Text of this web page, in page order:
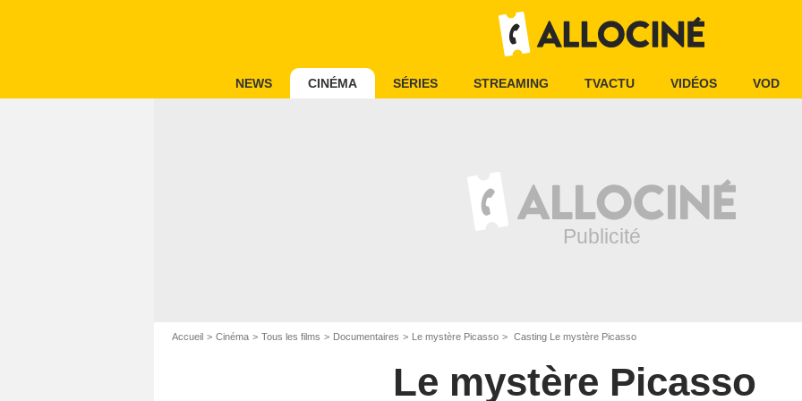
NEWS CINÉMA SÉRIES STREAMING TVACTU VIDÉOS VOD
Accueil Cinéma Tous les films Documentaires Le mystère Picasso Casting Le mystère Picasso
Le mystère Picasso